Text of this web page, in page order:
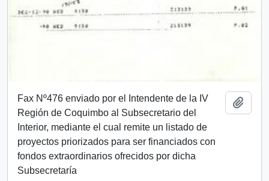
Fax Nº476 enviado por el Intendente de la IV
Región de Coquimbo al Subsecretario del
Interior, mediante el cual remite un listado de
proyectos priorizados para ser financiados con
fondos extraordinarios ofrecidos por dicha
Subsecretaría